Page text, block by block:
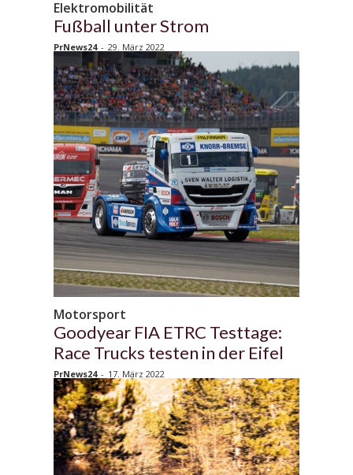
Elektromobilität
Fußball unter Strom
PrNews24 - 29. März 2022
Motorsport
Goodyear FIA ETRC Testtage:
Race Trucks testen in der Eifel
PrNews24 - 17. März 2022